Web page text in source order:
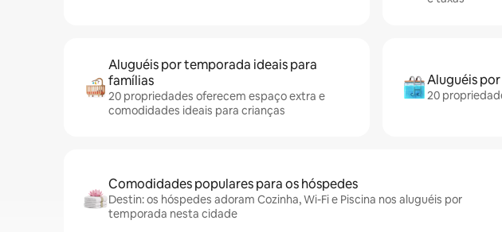
Aluguéis por temporada ideais para
famílias
20 propriedades oferecem espaço extra e
comodidades ideais para crianças
Aluguéis
20
Comodidades populares para os hóspedes
Destin: os hóspedes adoram Cozinha, Wi-Fi e Piscina nos aluguéis por
temporada nesta cidade